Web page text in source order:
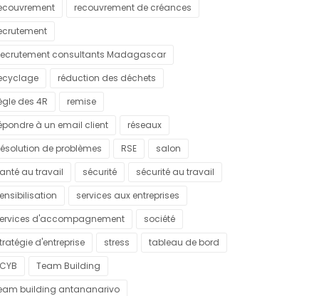
recouvrement de créances
consultants Madagascar
réduction des déchets
des 4R
remise
à un email client
réseaux
de problèmes
RSE
salon
au travail
sécurité
sécurité au travail
services aux entreprises
d'accompagnement
société
d'entreprise
stress
tableau de bord
Team Building
building antananarivo